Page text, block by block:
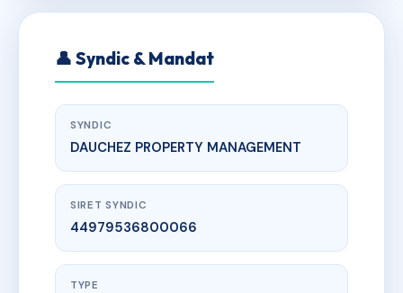
👤 Syndic & Mandat
SYNDIC
DAUCHEZ PROPERTY MANAGEMENT
SIRET SYNDIC
44979536800066
TYPE